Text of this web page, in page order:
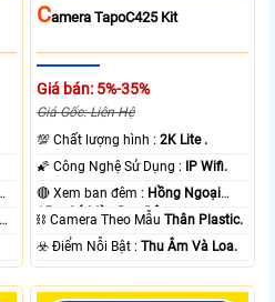
CAmera TapoC425 Kit
Giá bán: 5%-35%
Giá Gốc: Liên Hệ
💯 Chất lượng hình :2K Lite .
🌠 Công Nghệ Sử Dụng :
IP Wifi.
🔴 Xem ban đêm : Hồng Ngoại
15m Có Màu Ban Ðêm.
⛓ Camera Theo MẫuThân Plastic.
️☣️ Điểm Nỗi Bật :Thu Âm Và Loa.